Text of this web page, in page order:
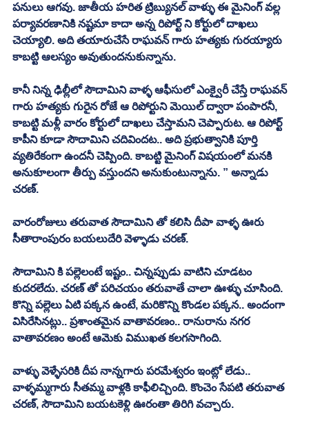
పనులు ఆగవు. జాతీయ హరిత ట్రిబ్యునల్ వాళ్ళు ఈ మైనింగ్ వల్ల
పర్యావరణానికి నష్టమా కాదా అన్న రిపోర్ట్ ని కోర్టులో దాఖలు
చెయ్యాలి. అది తయారుచేసే రాఘవన్ గారు హత్యకు గురయ్యారు
కాబట్టి ఆలస్యం అవుతుందనుకున్నాను.
కానీ నిన్న ఢిల్లీలో సౌదామిని వాళ్ళ ఆఫీసులో ఎంక్వైరీ చేస్తే రాఘవన్
గారు హత్యకు గురైన రోజే ఆ రిపోర్టుని మెయిల్ ద్వారా పంపారనీ,
కాబట్టి మళ్లీ వారం కోర్టులో దాఖలు చేస్తామని చెప్పారుట. ఆ రిపోర్ట్
కాపీని కూడా సౌదామిని చదివిందట.. అది ప్రభుత్వానికి పూర్తి
వ్యతిరేకంగా ఉందనీ చెప్పింది. కాబట్టి మైనింగ్ విషయంలో మనకి
అనుకూలంగా తీర్పు వస్తుందని అనుకుంటున్నాను. ” అన్నాడు
చరణ్.
వారంరోజులు తరువాత సౌదామిని తో కలిసి దీపా వాళ్ళ ఊరు
సీతారాంపురం బయలుదేరి వెళ్ళాడు చరణ్.
సౌదామిని కి పల్లెలంటే ఇష్టం.. చిన్నప్పుడు వాటిని చూడటం
కుదరలేదు. చరణ్ తో పరిచయం తరువాతే చాలా ఊళ్ళు చూసింది.
కొన్ని పల్లెలు ఏటి పక్కన ఉంటే, మరికొన్ని కొండల పక్కన.. అందంగా
విసిరేసినట్లు.. ప్రశాంతమైన వాతావరణం.. రానురాను నగర
వాతావరణం అంటే ఆమెకు విముఖత కలగసాగింది.
వాళ్ళు వెళ్ళేసరికి దీప నాన్నగారు పరమేశ్వరం ఇంట్లో లేడు..
వాళ్ళమ్మగారు సీతమ్మ వాళ్లకి కాఫీలిచ్చింది. కొంచెం సేపటి తరువాత
చరణ్, సౌదామిని బయటకెళ్లి ఊరంతా తిరిగి వచ్చారు.